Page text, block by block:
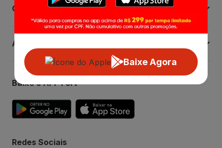
Baixe Agora
Central de Ajuda
Atendimento
Baixe o APP Fort
Redes Sociais